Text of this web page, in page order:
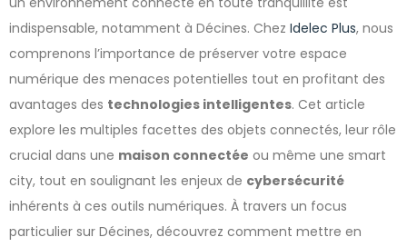
indispensable, notamment à Décines. Chez Idelec Plus, nous
comprenons l’importance de préserver votre espace
numérique des menaces potentielles tout en profitant des
avantages des technologies intelligentes. Cet article
explore les multiples facettes des objets connectés, leur rôle
crucial dans une maison connectée ou même une smart
city, tout en soulignant les enjeux de cybersécurité
inhérents à ces outils numériques. À travers un focus
particulier sur Décines, découvrez comment mettre en